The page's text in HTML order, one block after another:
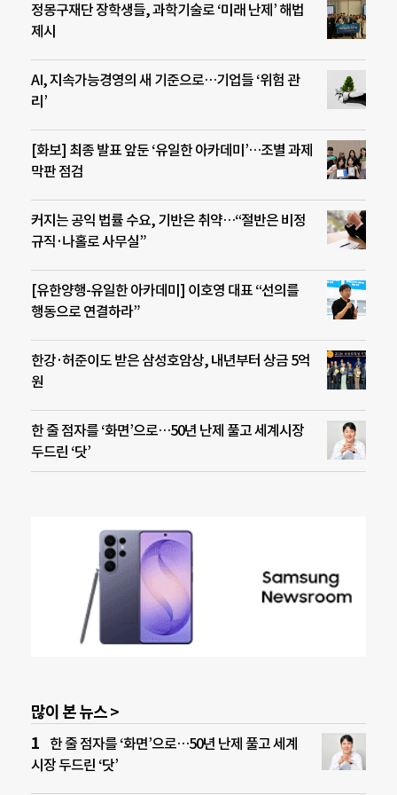
정몽구재단 장학생들, 과학기술로 ‘미래 난제’ 해법
제시
AI, 지속가능경영의 새 기준으로…기업들 ‘위험 관
리’
[화보] 최종 발표 앞둔 ‘유일한 아카데미’…조별 과제
막판 점검
커지는 공익 법률 수요, 기반은 취약…“절반은 비정
규직·나홀로 사무실”
[유한양행-유일한 아카데미] 이호영 대표 “선의를
행동으로 연결하라”
한강·허준이도 받은 삼성호암상, 내년부터 상금 5억
원
한 줄 점자를 ‘화면’으로…50년 난제 풀고 세계시장
두드린 ‘닷’
많이 본 뉴스 >
한 줄 점자를 ‘화면’으로…50년 난제 풀고 세계
시장 두드린 ‘닷’